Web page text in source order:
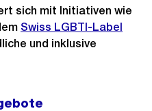
Link:
sich mit Initiativen wie
Externer
Link:
Swiss LGBTI-Label
und inklusive